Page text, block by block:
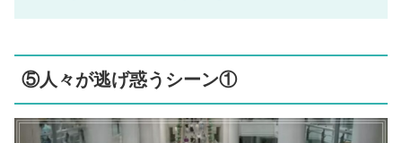
⑤人々が逃げ惑うシーン①